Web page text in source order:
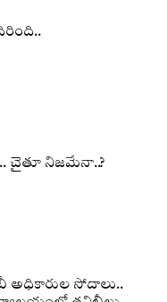
చైతూ నిజమేనా..?
అధికారుల సోదాలు..